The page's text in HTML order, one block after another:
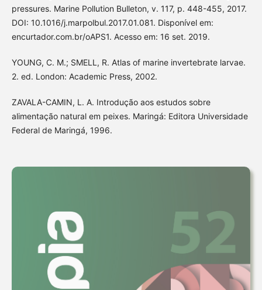
pressures. Marine Pollution Bulleton, v. 117, p. 448-455, 2017.
DOI: 10.1016/j.marpolbul.2017.01.081. Disponível em:
encurtador.com.br/oAPS1. Acesso em: 16 set. 2019.
YOUNG, C. M.; SMELL, R. Atlas of marine invertebrate larvae.
2. ed. London: Academic Press, 2002.
ZAVALA-CAMIN, L. A. Introdução aos estudos sobre
alimentação natural em peixes. Maringá: Editora Universidade
Federal de Maringá, 1996.